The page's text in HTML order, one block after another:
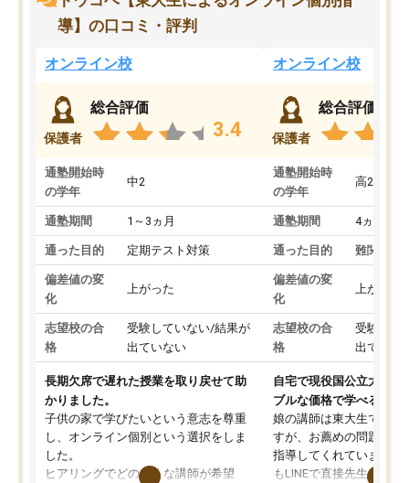
導】の口コミ・評判
オンライン校
保護者
総合評価
3.4
通塾開始時
の学年
中2
通塾期間 1～3ヵ月
通った目的 定期テスト対策
偏差値の変
化
上がった
志望校の合
格
受験していない/結果が
出ていない
長期欠席で遅れた授業を取り戻せて助
かりました。
子供の家で学びたいという意志を尊重
し、オンライン個別という選択をしま
した。
ヒアリングでどのような講師が希望
オンライン校
保護者
総合評価
通塾開始時
の学年
高2
通塾期間 4ヵ月～1
通った目的 難関私立
偏差値の変
化
上がった
志望校の合
格
受験して
出ていな
自宅で現役国公立大学生
ブルな価格で学べる
娘の講師は東大生では無
すが、お薦めの問題集や
指導してくれています。
もLINEで直接先生に質問